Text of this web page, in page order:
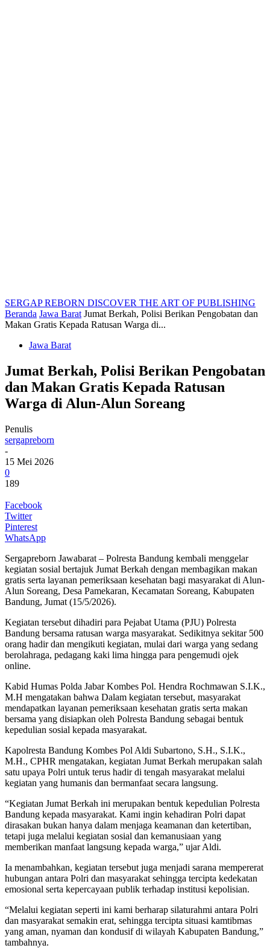
SERGAP REBORN DISCOVER THE ART OF PUBLISHING
Beranda Jawa Barat Jumat Berkah, Polisi Berikan Pengobatan dan
Makan Gratis Kepada Ratusan Warga di...
Jawa Barat
Jumat Berkah, Polisi Berikan Pengobatan
dan Makan Gratis Kepada Ratusan
Warga di Alun-Alun Soreang
Penulis
sergapreborn
-
15 Mei 2026
0
189
Facebook
Twitter
Pinterest
WhatsApp
Sergapreborn Jawabarat – Polresta Bandung kembali menggelar
kegiatan sosial bertajuk Jumat Berkah dengan membagikan makan
gratis serta layanan pemeriksaan kesehatan bagi masyarakat di Alun-
Alun Soreang, Desa Pamekaran, Kecamatan Soreang, Kabupaten
Bandung, Jumat (15/5/2026).
Kegiatan tersebut dihadiri para Pejabat Utama (PJU) Polresta
Bandung bersama ratusan warga masyarakat. Sedikitnya sekitar 500
orang hadir dan mengikuti kegiatan, mulai dari warga yang sedang
berolahraga, pedagang kaki lima hingga para pengemudi ojek
online.
Kabid Humas Polda Jabar Kombes Pol. Hendra Rochmawan S.I.K.,
M.H mengatakan bahwa Dalam kegiatan tersebut, masyarakat
mendapatkan layanan pemeriksaan kesehatan gratis serta makan
bersama yang disiapkan oleh Polresta Bandung sebagai bentuk
kepedulian sosial kepada masyarakat.
Kapolresta Bandung Kombes Pol Aldi Subartono, S.H., S.I.K.,
M.H., CPHR mengatakan, kegiatan Jumat Berkah merupakan salah
satu upaya Polri untuk terus hadir di tengah masyarakat melalui
kegiatan yang humanis dan bermanfaat secara langsung.
“Kegiatan Jumat Berkah ini merupakan bentuk kepedulian Polresta
Bandung kepada masyarakat. Kami ingin kehadiran Polri dapat
dirasakan bukan hanya dalam menjaga keamanan dan ketertiban,
tetapi juga melalui kegiatan sosial dan kemanusiaan yang
memberikan manfaat langsung kepada warga,” ujar Aldi.
Ia menambahkan, kegiatan tersebut juga menjadi sarana mempererat
hubungan antara Polri dan masyarakat sehingga tercipta kedekatan
emosional serta kepercayaan publik terhadap institusi kepolisian.
“Melalui kegiatan seperti ini kami berharap silaturahmi antara Polri
dan masyarakat semakin erat, sehingga tercipta situasi kamtibmas
yang aman, nyaman dan kondusif di wilayah Kabupaten Bandung,”
tambahnya.